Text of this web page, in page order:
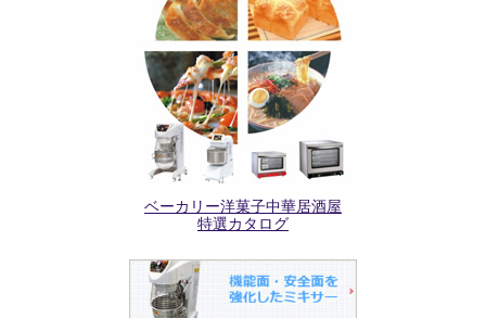
ベーカリー洋菓子中華居酒屋
特選カタログ